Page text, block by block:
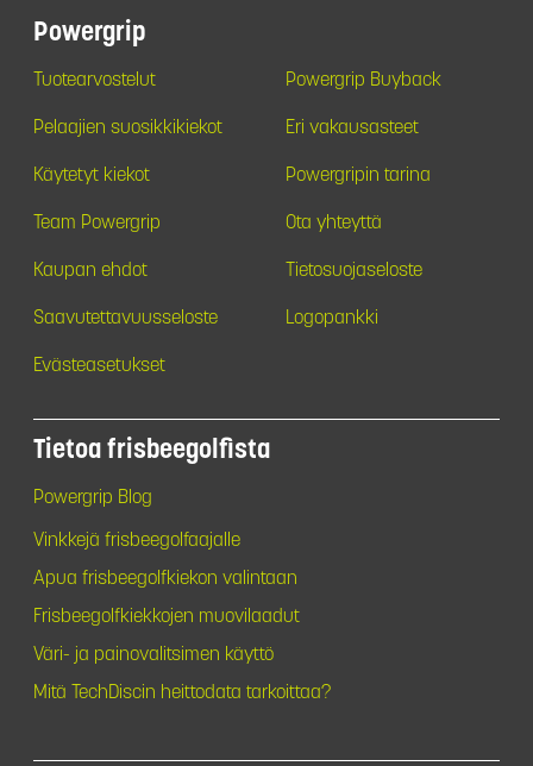
Powergrip
Tuotearvostelut Powergrip Buyback
Pelaajien suosikkikiekot Eri vakausasteet
Käytetyt kiekot Powergripin tarina
Team Powergrip Ota yhteyttä
Kaupan ehdot Tietosuojaseloste
Saavutettavuusseloste Logopankki
Evästeasetukset
Tietoa frisbeegolfista
Powergrip Blog
Vinkkejä frisbeegolfaajalle
Apua frisbeegolfkiekon valintaan
Frisbeegolfkiekkojen muovilaadut
Väri- ja painovalitsimen käyttö
Mitä TechDiscin heittodata tarkoittaa?